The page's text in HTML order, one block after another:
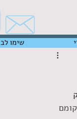
שימו לב